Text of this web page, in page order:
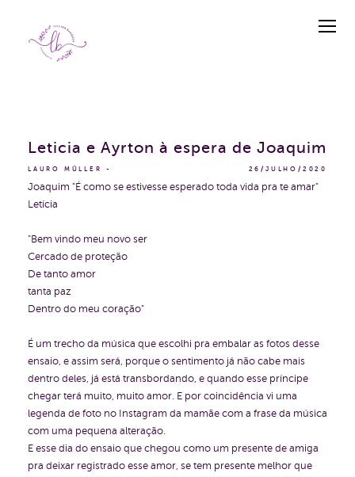
LAURO MÜLLER 26/JULHO/2020
Leticia e Ayrton à espera de Joaquim
Joaquim "É como se estivesse esperado toda vida pra te amar"
Letícia
"Bem vindo meu novo ser
Cercado de proteção
De tanto amor
tanta paz
Dentro do meu coração"
É um trecho da música que escolhi pra embalar as fotos desse
ensaio, e assim será, porque o sentimento já não cabe mais
dentro deles, já está transbordando, e quando esse príncipe
chegar terá muito, muito amor. E por coincidência vi uma
legenda de foto no Instagram da mamãe com a frase da música
com uma pequena alteração.
E esse dia do ensaio que chegou como um presente de amiga
pra deixar registrado esse amor, se tem presente melhor que